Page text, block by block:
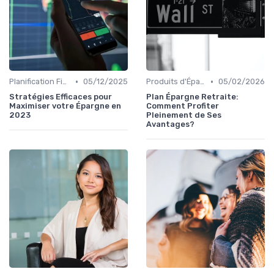
Planification Financière Personnelle • 05/12/2025
Stratégies Efficaces pour
Maximiser votre Épargne en
2023
Produits d'Épargne Retraite • 05/02/2026
Plan Épargne Retraite:
Comment Profiter
Pleinement de Ses
Avantages?